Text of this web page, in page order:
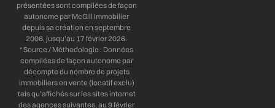
présentées sont compilées de façon
autonome par McGill Immobilier
depuis sa création en septembre
2006, jusqu’au 17 février 2026.
* Source / Méthodologie : Données
compilées de façon autonome par
décompte du nombre de projets
immobiliers en vente (locatif exclu)
tels qu’affichés sur les sites internet
des agences suivantes, au 9 février